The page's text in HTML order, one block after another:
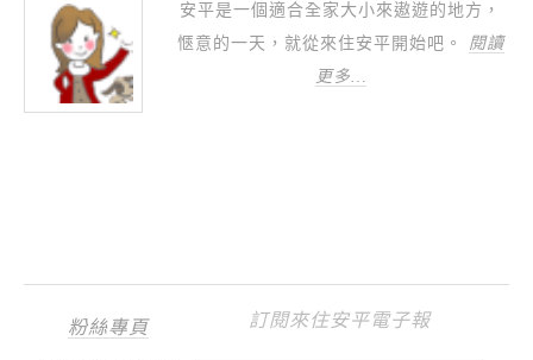
安平是一個適合全家大小來遨遊的地方，
愜意的一天，就從來住安平開始吧。 閱讀
更多…
粉絲專頁 訂閱來住安平電子報